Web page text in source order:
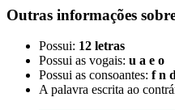
Outras informações
Possui: 12 letras
Possui as vogais: u a e o
Possui as consoantes: f n
A palavra escrita ao